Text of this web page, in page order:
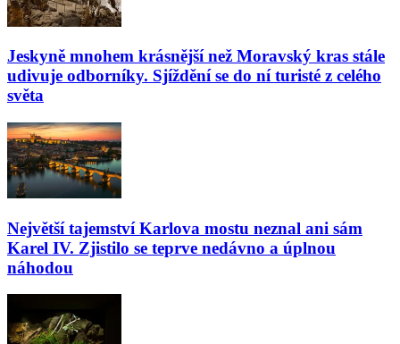
Jeskyně mnohem krásnější než Moravský kras stále
udivuje odborníky. Sjíždění se do ní turisté z celého
světa
Největší tajemství Karlova mostu neznal ani sám
Karel IV. Zjistilo se teprve nedávno a úplnou
náhodou